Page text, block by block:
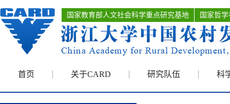
国家教育部人文社会科学重点研究基地 国家哲
首页 关于CARD 研究队伍 科